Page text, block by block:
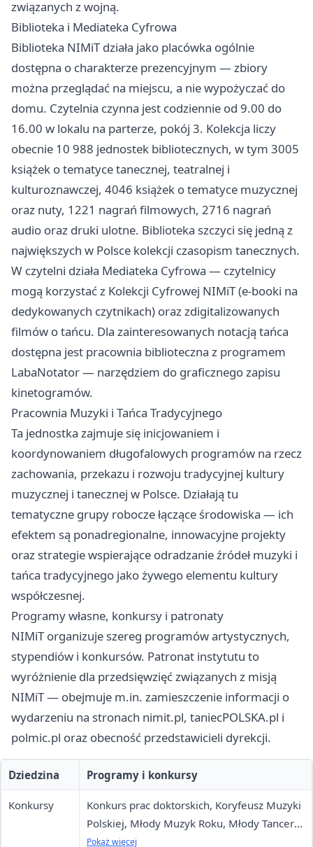
związanych z wojną.
Biblioteka i Mediateka Cyfrowa
Biblioteka NIMiT działa jako placówka ogólnie
dostępna o charakterze prezencyjnym — zbiory
można przeglądać na miejscu, a nie wypożyczać do
domu. Czytelnia czynna jest codziennie od 9.00 do
16.00 w lokalu na parterze, pokój 3. Kolekcja liczy
obecnie 10 988 jednostek bibliotecznych, w tym 3005
książek o tematyce tanecznej, teatralnej i
kulturoznawczej, 4046 książek o tematyce muzycznej
oraz nuty, 1221 nagrań filmowych, 2716 nagrań
audio oraz druki ulotne. Biblioteka szczyci się jedną z
największych w Polsce kolekcji czasopism tanecznych.
W czytelni działa Mediateka Cyfrowa — czytelnicy
mogą korzystać z Kolekcji Cyfrowej NIMiT (e-booki na
dedykowanych czytnikach) oraz zdigitalizowanych
filmów o tańcu. Dla zainteresowanych notacją tańca
dostępna jest pracownia biblioteczna z programem
LabaNotator — narzędziem do graficznego zapisu
kinetogramów.
Pracownia Muzyki i Tańca Tradycyjnego
Ta jednostka zajmuje się inicjowaniem i
koordynowaniem długofalowych programów na rzecz
zachowania, przekazu i rozwoju tradycyjnej kultury
muzycznej i tanecznej w Polsce. Działają tu
tematyczne grupy robocze łączące środowiska — ich
efektem są ponadregionalne, innowacyjne projekty
oraz strategie wspierające odradzanie źródeł muzyki i
tańca tradycyjnego jako żywego elementu kultury
współczesnej.
Programy własne, konkursy i patronaty
NIMiT organizuje szereg programów artystycznych,
stypendiów i konkursów. Patronat instytutu to
wyróżnienie dla przedsięwzięć związanych z misją
NIMiT — obejmuje m.in. zamieszczenie informacji o
wydarzeniu na stronach nimit.pl, taniecPOLSKA.pl i
polmic.pl oraz obecność przedstawicieli dyrekcji.
Dziedzina Programy i konkursy
Konkursy
Konkurs prac doktorskich, Koryfeusz Muzyki
Polskiej, Młody Muzyk Roku, Młody Tancerz
Roku, Międzynarodowy Konkurs Muzyki
Pokaż więcej